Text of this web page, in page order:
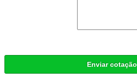
Enviar cotação